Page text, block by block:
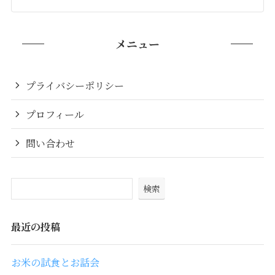
メニュー
プライバシーポリシー
プロフィール
問い合わせ
検索
最近の投稿
お米の試食とお話会